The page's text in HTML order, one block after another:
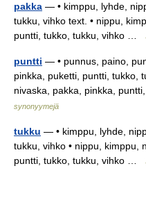
pakka — • kimppu, lyhde,
tukku, vihko text. • nippu,
puntti, tukko, tukku, vihko …
puntti — • punnus, paino,
pinkka, puketti, puntti, tukko,
nivaska, pakka, pinkka,
synonyymejä
tukku — • kimppu, lyhde,
tukku, vihko • nippu, kimppu,
puntti, tukko, tukku, vihko …